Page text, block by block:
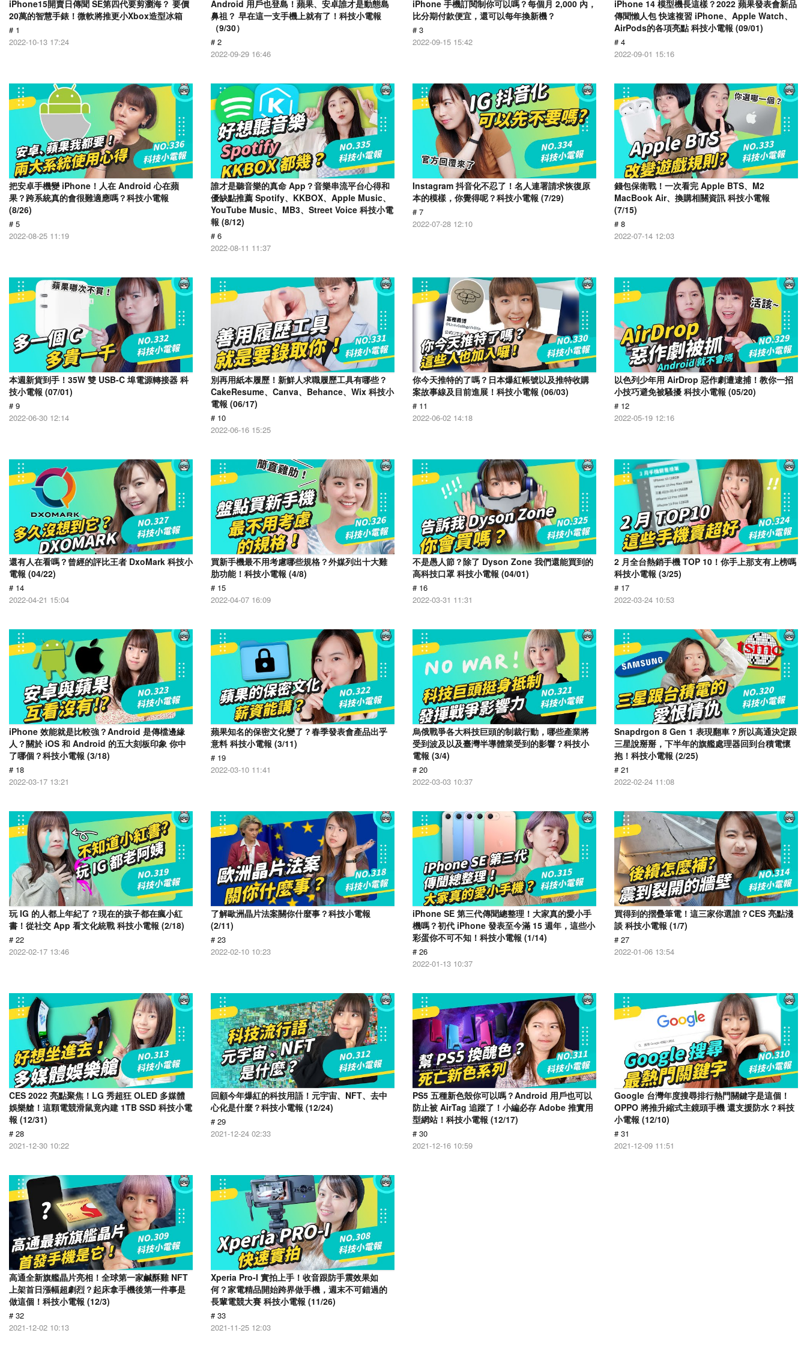
iPhone15開賣日傳聞 SE第四代要剪瀏海？ 要價
20萬的智慧手錶！微軟將推更小Xbox造型冰箱
# 1
2022-10-13 17:24
Android 用戶也登島！蘋果、安卓誰才是動態島
鼻祖？ 早在這一支手機上就有了！科技小電報
（9/30）
# 2
2022-09-29 16:46
iPhone 手機訂閱制你可以嗎？每個月 2,000 內，
比分期付款便宜，還可以每年換新機？
# 3
2022-09-15 15:42
iPhone 14 模型機長這樣？2022 蘋果發表會新品
傳聞懶人包 快速複習 iPhone、Apple Watch、
AirPods的各項亮點 科技小電報 (09/01)
# 4
2022-09-01 15:16
把安卓手機變 iPhone！人在 Android 心在蘋
果？跨系統真的會很難適應嗎？科技小電報
(8/26)
# 5
2022-08-25 11:19
誰才是聽音樂的真命 App？音樂串流平台心得和
優缺點推薦 Spotify、KKBOX、Apple Music、
YouTube Music、MB3、Street Voice 科技小電
報 (8/12)
# 6
2022-08-11 11:37
Instagram 抖音化不忍了！名人連署請求恢復原
本的模樣，你覺得呢？科技小電報 (7/29)
# 7
2022-07-28 12:10
錢包保衛戰！一次看完 Apple BTS、M2
MacBook Air、換購相關資訊 科技小電報
(7/15)
# 8
2022-07-14 12:03
本週新貨到手！35W 雙 USB-C 埠電源轉接器 科
技小電報 (07/01)
# 9
2022-06-30 12:14
別再用紙本履歷！新鮮人求職履歷工具有哪些？
CakeResume、Canva、Behance、Wix 科技小
電報 (06/17)
# 10
2022-06-16 15:25
你今天推特的了嗎？日本爆紅帳號以及推特收購
案故事線及目前進展！科技小電報 (06/03)
# 11
2022-06-02 14:18
以色列少年用 AirDrop 惡作劇遭逮捕！教你一招
小技巧避免被騷擾 科技小電報 (05/20)
# 12
2022-05-19 12:16
還有人在看嗎？曾經的評比王者 DxoMark 科技小
電報 (04/22)
# 14
2022-04-21 15:04
買新手機最不用考慮哪些規格？外媒列出十大雞
肋功能！科技小電報 (4/8)
# 15
2022-04-07 16:09
不是愚人節？除了 Dyson Zone 我們還能買到的
高科技口罩 科技小電報 (04/01)
# 16
2022-03-31 11:31
2 月全台熱銷手機 TOP 10！你手上那支有上榜嗎
科技小電報 (3/25)
# 17
2022-03-24 10:53
iPhone 效能就是比較強？Android 是傳檔邊緣
人？關於 iOS 和 Android 的五大刻板印象 你中
了哪個？科技小電報 (3/18)
# 18
2022-03-17 13:21
蘋果知名的保密文化變了？春季發表會產品出乎
意料 科技小電報 (3/11)
# 19
2022-03-10 11:41
烏俄戰爭各大科技巨頭的制裁行動，哪些產業將
受到波及以及臺灣半導體業受到的影響？科技小
電報 (3/4)
# 20
2022-03-03 10:37
Snapdrgon 8 Gen 1 表現翻車？所以高通決定跟
三星說掰掰，下半年的旗艦處理器回到台積電懷
抱！科技小電報 (2/25)
# 21
2022-02-24 11:08
玩 IG 的人都上年紀了？現在的孩子都在瘋小紅
書！從社交 App 看文化統戰 科技小電報 (2/18)
# 22
2022-02-17 13:46
了解歐洲晶片法案關你什麼事？科技小電報
(2/11)
# 23
2022-02-10 10:23
iPhone SE 第三代傳聞總整理！大家真的愛小手
機嗎？初代 iPhone 發表至今滿 15 週年，這些小
彩蛋你不可不知！科技小電報 (1/14)
# 26
2022-01-13 10:37
買得到的摺疊筆電！這三家你選誰？CES 亮點淺
談 科技小電報 (1/7)
# 27
2022-01-06 13:54
CES 2022 亮點聚焦！LG 秀超狂 OLED 多媒體
娛樂艙！這顆電競滑鼠竟內建 1TB SSD 科技小電
報 (12/31)
# 28
2021-12-30 10:22
回顧今年爆紅的科技用語！元宇宙、NFT、去中
心化是什麼？科技小電報 (12/24)
# 29
2021-12-24 02:33
PS5 五種新色殼你可以嗎？Android 用戶也可以
防止被 AirTag 追蹤了！小編必存 Adobe 推實用
型網站！科技小電報 (12/17)
# 30
2021-12-16 10:59
Google 台灣年度搜尋排行熱門關鍵字是這個！
OPPO 將推升縮式主鏡頭手機 還支援防水？科技
小電報 (12/10)
# 31
2021-12-09 11:51
高通全新旗艦晶片亮相！全球第一家鹹酥雞 NFT
上架首日漲幅超劇烈？起床拿手機後第一件事是
做這個！科技小電報 (12/3)
# 32
2021-12-02 10:13
Xperia Pro-I 實拍上手！收音跟防手震效果如
何？家電精品開始跨界做手機，週末不可錯過的
長輩電競大賽 科技小電報 (11/26)
# 33
2021-11-25 12:03